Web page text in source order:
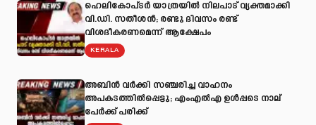
ഹെലികോപ്ടർ യാത്രയിൽ നിലപാട് വ്യക്തമാക്കി
വി.ഡി. സതീശൻ; രണ്ടു ദിവസം രണ്ട്
വിശദീകരണമെന്ന് ആക്ഷേപം
KERALA
അബിന്‍ വര്‍ക്കി സഞ്ചരിച്ച വാഹനം
അപകടത്തില്‍പ്പെട്ടു; എംഎല്‍എ ഉള്‍പ്പടെ നാല്
പേര്‍ക്ക് പരിക്ക്